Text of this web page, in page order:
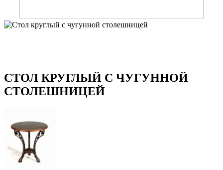
СТОЛ КРУГЛЫЙ С ЧУГУННОЙ
СТОЛЕШНИЦЕЙ